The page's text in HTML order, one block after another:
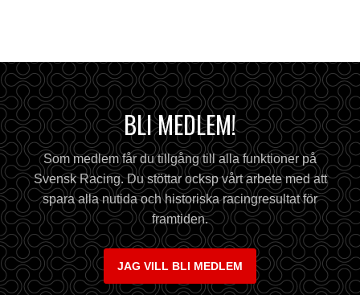
BLI MEDLEM!
Som medlem får du tillgång till alla funktioner på
Svensk Racing. Du stöttar ocksp vårt arbete med att
spara alla nutida och historiska racingresultat för
framtiden.
JAG VILL BLI MEDLEM